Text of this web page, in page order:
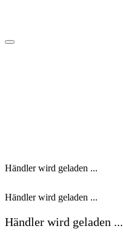
Händler wird geladen ...
Händler wird geladen ...
Händler wird geladen ...